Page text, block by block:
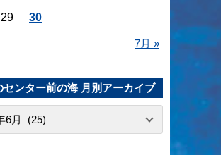
7月 »
29 30
センター前の海 月別アーカイブ